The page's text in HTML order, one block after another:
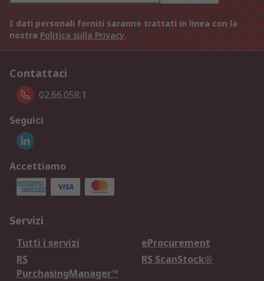
I dati personali forniti saranno trattati in linea con la
nostra Politica sulla Privacy.
Contattaci
02.66.058.1
Seguici
Accettiamo
Servizi
Tutti i servizi
eProcurement
RS
PurchasingManager™
RS ScanStock®